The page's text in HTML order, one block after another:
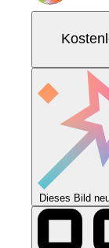
Dieses Bild